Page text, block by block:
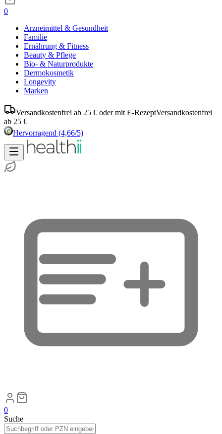
0
Arzneimittel & Gesundheit
Familie
Ernährung & Fitness
Beauty & Pflege
Bio- & Naturprodukte
Dermokosmetik
Longevity
Marken
Versandkostenfrei ab 25 € oder mit E-RezeptVersandkostenfrei
ab 25 €
Hervorragend (4,66/5)
0
Suche